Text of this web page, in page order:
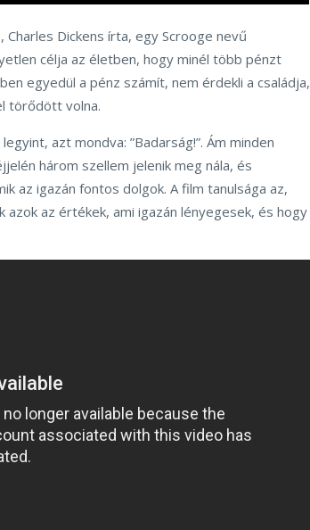
Charles Dickens írta, egy Scrooge nevű
célja az életben, hogy minél több pénzt
egyedül a pénz számít, nem érdekli a családja,
törődött volna.
azt mondva: ”Badarság!”. Ám minden
három szellem jelenik meg nála, és
az igazán fontos dolgok. A film tanulsága az,
azok az értékek, ami igazán lényegesek, és hogy